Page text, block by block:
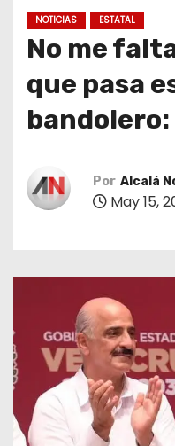
NOTICIAS ESTATAL
No me
que pasa
Por Alcalá
May 15,